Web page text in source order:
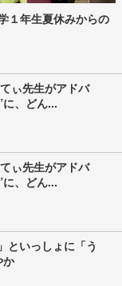
１年生夏休みからの
ぃ先生がアドバ
、どん...
ぃ先生がアドバ
、どん...
といっしょに「う
か